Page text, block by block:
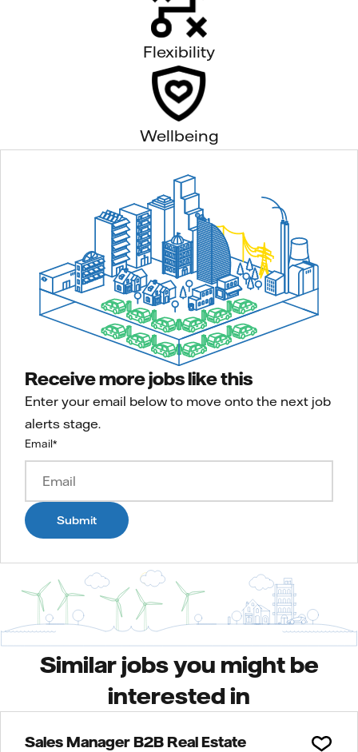
Flexibility
Wellbeing
Receive more jobs like this
Enter your email below to move onto the next job
alerts stage.
Email*
Submit
Similar jobs you might be
interested in
Sales Manager B2B Real Estate